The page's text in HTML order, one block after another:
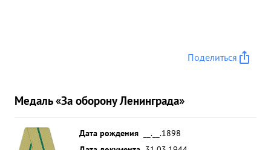
Поделиться
Медаль «За оборону Ленинграда»
Дата рождения
__.__.1898